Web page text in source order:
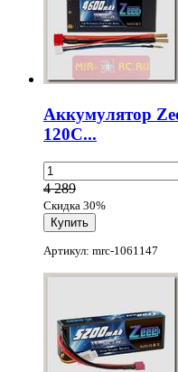
Аккумулятор
120C...
4 289
Скидка 30%
Артикул: mrc-1061147